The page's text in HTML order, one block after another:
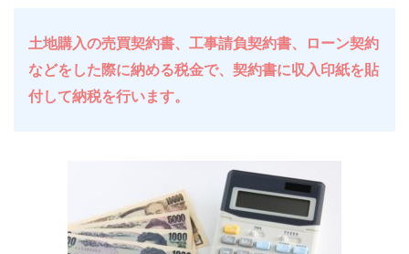
土地購入の売買契約書、工事請負契約書、ローン契約
などをした際に納める税金で、契約書に収入印紙を貼
付して納税を行います。